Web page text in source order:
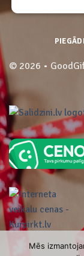
© 2026 •
Mēs